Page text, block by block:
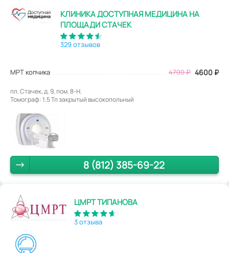
КЛИНИКА ДОСТУПНАЯ МЕДИЦИНА НА
ПЛОЩАДИ СТАЧЕК
329 отзывов
МРТ копчика 4700₽ 4600 ₽
пл. Стачек, д. 9, пом. 8-Н.
Томограф: 1.5 Тл закрытый высокопольный
8 (812) 385-69-22
ЦМРТ ТИПАНОВА
3 отзыва